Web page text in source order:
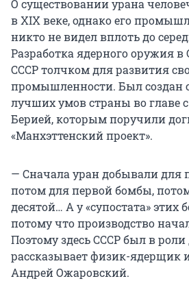
О существовании урана
в XIX веке, однако его
никто не видел вплоть до
Разработка ядерного оружия
СССР толчком для развития
промышленности. Был создан
лучших умов страны во главе
Берией, которым поручили
«Манхэттенский проект».
— Сначала уран добывали для
потом для первой бомбы,
десятой… А у «супостата» этих
потому что производство
Поэтому здесь СССР был в
рассказывает физик-ядерщик
Андрей Ожаровский.